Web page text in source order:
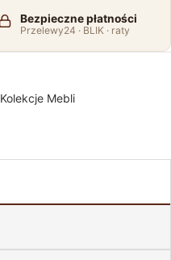
Bezpieczne płatności
Przelewy24 · BLIK · raty
Kolekcje Mebli